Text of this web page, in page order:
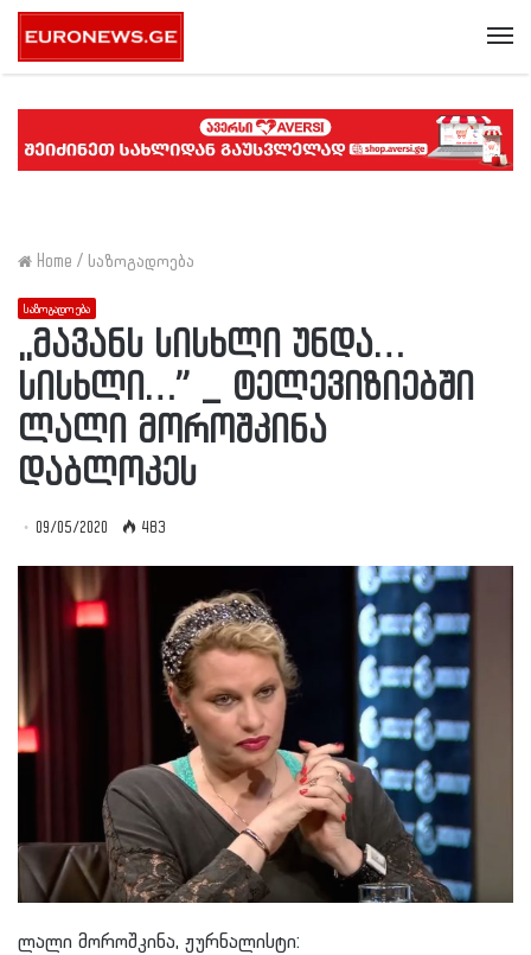
Home / საზოგადოება
საზოგადოება
,,მავანს სისხლი უნდა…
სისხლი…” _ ტელევიზიებში
ლალი მოროშკინა
დაბლოკეს
09/05/2020 483
ლალი მოროშკინა, ჟურნალისტი: